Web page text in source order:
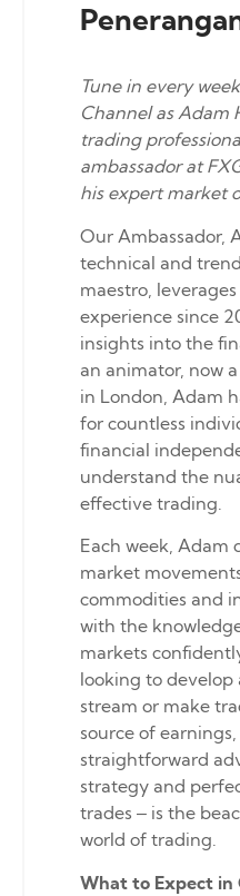
Tune in every
Channel as Adam
trading
ambassador at
his expert market
Our Ambassador,
technical and
maestro,
experience since
insights into the
an animator, now
in London, Adam
for countless
financial
understand the
effective trading.
Each week, Adam
market
commodities and
with the
markets
looking to develop
stream or make
source of earnings,
straightforward
strategy and
trades – is the
world of trading.
What to Expect